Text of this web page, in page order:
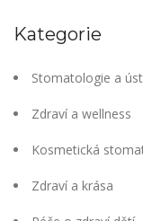
Kategorie
Stomatologie a
Zdraví a wellness
Kosmetická
Zdraví a krása